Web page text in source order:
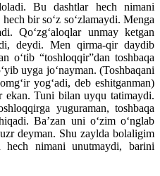
Bu dashtlar hech nimani
bir soʻz soʻzlamaydi. Menga
Qoʻzgʻaloqlar unmay ketgan
deydi. Men qirma-qir daydib
oʻtib “toshloqqir”dan toshbaqa
uyga joʻnayman. (Toshbaqani
yogʻadi, deb eshitganman)
ekan. Tuni bilan uyqu tatimaydi.
yuguraman, toshbaqa
Baʼzan uni oʻzim oʻnglab
deyman. Shu zaylda bolaligim
hech nimani unutmaydi, barini